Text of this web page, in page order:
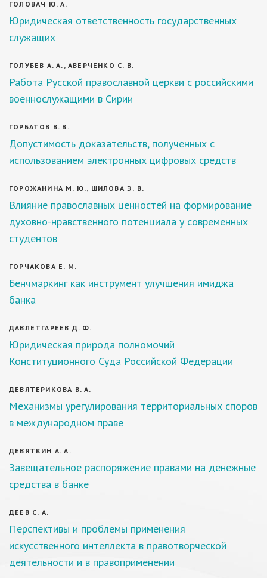
ГОЛОВАЧ Ю. А.
Юридическая ответственность государственных
служащих
ГОЛУБЕВ А. А., АВЕРЧЕНКО С. В.
Работа Русской православной церкви с российскими
военнослужащими в Сирии
ГОРБАТОВ В. В.
Допустимость доказательств, полученных с
использованием электронных цифровых средств
ГОРОЖАНИНА М. Ю., ШИЛОВА Э. В.
Влияние православных ценностей на формирование
духовно-нравственного потенциала у современных
студентов
ГОРЧАКОВА Е. М.
Бенчмаркинг как инструмент улучшения имиджа
банка
ДАВЛЕТГАРЕЕВ Д. Ф.
Юридическая природа полномочий
Конституционного Суда Российской Федерации
ДЕВЯТЕРИКОВА В. А.
Механизмы урегулирования территориальных споров
в международном праве
ДЕВЯТКИН А. А.
Завещательное распоряжение правами на денежные
средства в банке
ДЕЕВ С. А.
Перспективы и проблемы применения
искусственного интеллекта в правотворческой
деятельности и в правоприменении